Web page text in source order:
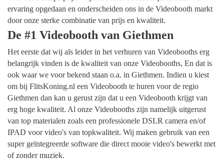
ervaring opgedaan en onderscheiden ons in de Videobooth markt
door onze sterke combinatie van prijs en kwaliteit.
De #1 Videobooth van Giethmen
Het eerste dat wij als leider in het verhuren van Videobooths erg
belangrijk vinden is de kwaliteit van onze Videobooths, En dat is
ook waar we voor bekend staan o.a. in Giethmen. Indien u kiest
om bij FlitsKoning.nl een Videobooth te huren voor de regio
Giethmen dan kan u gerust zijn dat u een Videobooth krijgt van
erg hoge kwaliteit. Al onze Videobooths zijn namelijk uitgerust
van top materialen zoals een professionele DSLR camera en/of
IPAD voor video's van topkwaliteit. Wij maken gebruik van een
super geïntegreerde software die direct mooie video's bewerkt met
of zonder muziek.